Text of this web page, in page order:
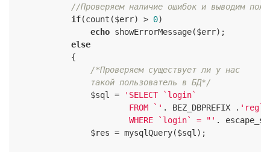
//Проверяем наличие ошибок и выводим
if(count($err) > 0)
echo showErrorMessage($err);
else
            {
/*Проверяем существует ли у нас
                такой пользователь в БД*/
                $sql =
'SELECT `login`
                        FROM `'
. BEZ_DBPREFIX . 'reg`
                        WHERE `login` = "'
.
                $res = mysqlQuery($sql);